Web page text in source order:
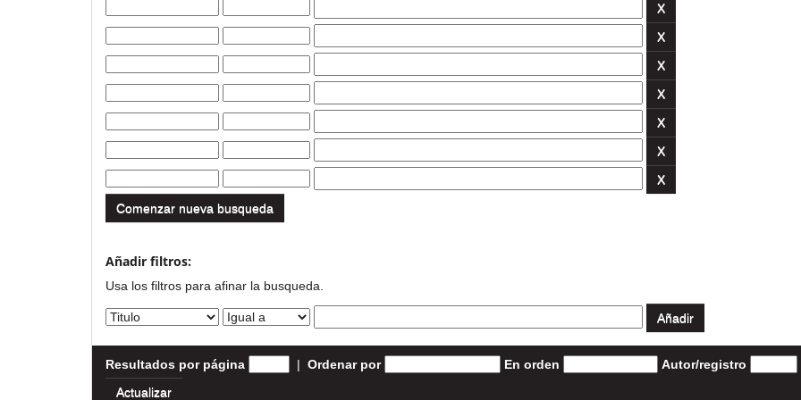
Comenzar nueva busqueda
Añadir filtros:
Usa los filtros para afinar la busqueda.
Resultados por página | Ordenar por En orden Autor/registro